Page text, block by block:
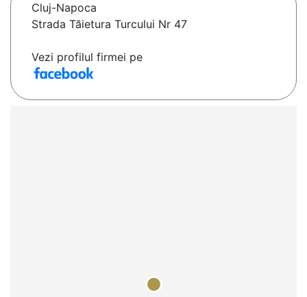
Cluj-Napoca
Strada Tăietura Turcului Nr 47
Vezi profilul firmei pe